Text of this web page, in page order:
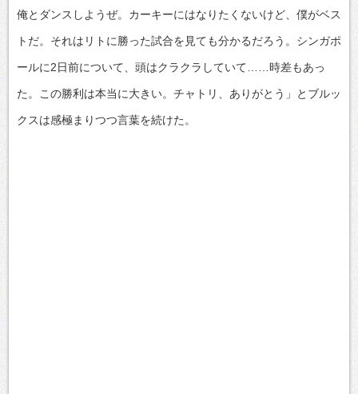
俺とダンスしようぜ。カーキーにはなりたくないけど、僕がベス
トだ。それはリトに勝った試合を見ても分かるだろう。シンガポ
ールに2日前について、頭はクラクラしていて……時差もあっ
た。この勝利は本当に大きい。チャトリ、ありがとう」とブルッ
クスは感極まりつつ言葉を続けた。